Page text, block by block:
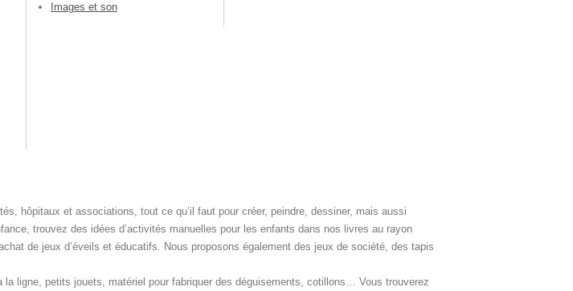
Images et son
hôpitaux et associations, tout ce qu’il faut pour créer, peindre, dessiner, mais aussi
trouvez des idées d’activités manuelles pour les enfants dans nos livres au rayon
de jeux d’éveils et éducatifs. Nous proposons également des jeux de société, des tapis
la ligne, petits jouets, matériel pour fabriquer des déguisements, cotillons… Vous trouverez